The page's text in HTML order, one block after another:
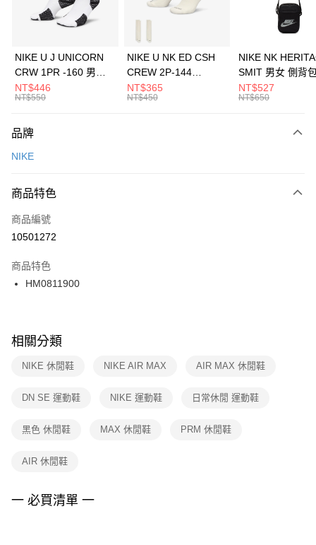
華南商業銀行
彰化商業銀行
上海商業儲蓄銀行
元大商業銀行
台灣樂天信用卡公司
Apple Pay
全盈+PAY
AFTEE先享後付
【關於「AFTEE先享後付」】
便利好安心！
３．安心：先確認商品／服務後，再付款。
【「AFTEE先享後付」結帳流程】
１．於結帳方式選擇「AFTEE先享後付」後，將跳轉至「AFTEE先享後付」
２．訂單成立數日內，您將收到繳費通知簡訊。
３．收到繳費通知簡訊後14天內，點擊此簡訊中的連結，可透過四大超商／
ATM／網路銀行／等多元方式進行付款，方視為交易完成。
※ 交易是否成功請以「AFTEE先享後付 」之結帳頁面顯示為準，若有關於
是否繳費成功／繳費後需取消欲退款等相關疑問，請聯繫「AFTEE先享後付
客戶支援中心」
https://netprotections.freshdesk.com/support/home
１．透過由恩沛科技股份有限公司提供之「AFTEE先享後付」服務完成之交
權轉讓予恩沛科技股份有限公司。
３．未成年的使用者請事先徵得法定代理人或監護人之同意方可使用
４．使用「AFTEE先享後付」時，將依據個別帳號之用戶狀況，依本公司即
運送方式
每筆NT$100，滿NT$1,500(含以上)免運費
宅配
每筆NT$100，滿NT$1,500(含以上)免運費
付款後門市自取
每筆NT$100，滿NT$1,500(含以上)免運費
NIKE U J UNICORN
CRW 1PR -160 男女
中統襪 FZ3393100
NT$446
NT$550
NIKE U NK ED CSH
CREW 2P-144
EMBRDY 男女 短統襪
FZ3073133
NT$365
NT$450
NIKE NK
SMIT 男女 側背
BA5871010
NT$527
NT$650
品牌
NIKE
商品特色
商品編號
10501272
商品特色
HM0811900
相關分類
NIKE 休閒鞋 NIKE AIR MAX AIR MAX 休閒鞋
DN SE 運動鞋 NIKE 運動鞋 日常休閒 運動鞋
黑色 休閒鞋 MAX 休閒鞋 PRM 休閒鞋
AIR 休閒鞋
一 必買清單 一